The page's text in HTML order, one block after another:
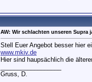
AW: Wir schlachten unseren Supra
Stell Euer Angebot besser hier
www.mkiv.de
Hier sind haupsächlich die
Gruss, D.